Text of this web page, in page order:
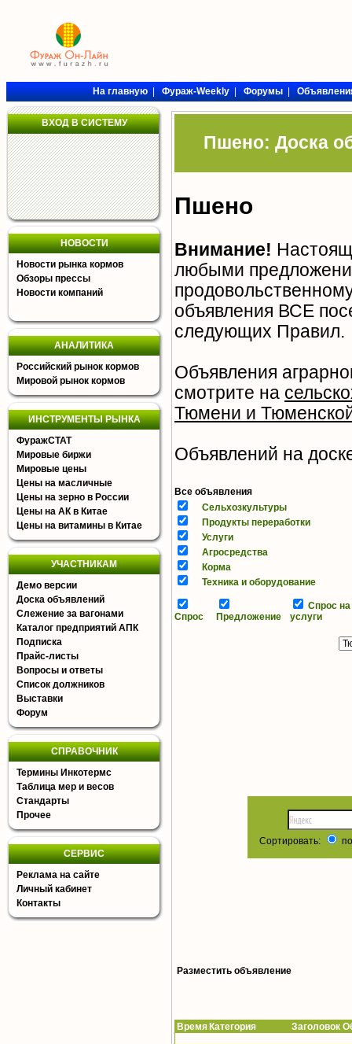
На главную|Фураж-Weekly|Форумы|
ВХОД В СИСТЕМУ
НОВОСТИ
Новости рынка кормов
Обзоры прессы
Новости компаний
АНАЛИТИКА
Российский рынок кормов
Мировой рынок кормов
ИНСТРУМЕНТЫ РЫНКА
ФуражСТАТ
Мировые биржи
Мировые цены
Цены на масличные
Цены на зерно в России
Цены на АК в Китае
Цены на витамины в Китае
УЧАСТНИКАМ
Демо версии
Доска объявлений
Слежение за вагонами
Каталог предприятий АПК
Подписка
Прайс-листы
Вопросы и ответы
Список должников
Выставки
Форум
СПРАВОЧНИК
Термины Инкотермс
Таблица мер и весов
Стандарты
Прочее
СЕРВИС
Реклама на сайте
Личный кабинет
Контакты
Пшено: Доска
Пшено
Внимание!
любыми
объявления ВСЕ
следующих Правил.
Объявления
смотрите на
Тюмени и
Объявлений на
Все объявления
Сельхозкультуры
Продукты переработки
Услуги
Агросредства
Корма
Техника и оборудование
Спрос Предложение
Спрос на
услуги
Сортировать:
Разместить объявление
Время Категория Заголовок